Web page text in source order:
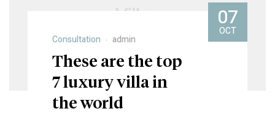
07
OCT
Consultation admin
These are the top
7 luxury villa in
the world